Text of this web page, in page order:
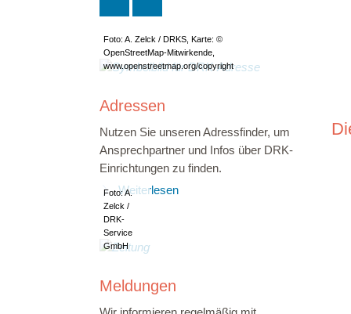
Foto: A. Zelck / DRKS, Karte: ©
OpenStreetMap-Mitwirkende,
www.openstreetmap.org/copyright
Adressen
Nutzen Sie unseren Adressfinder, um
Ansprechpartner und Infos über DRK-
Einrichtungen zu finden.
Weiterlesen
Foto: A.
Zelck /
DRK-
Service
GmbH
Meldungen